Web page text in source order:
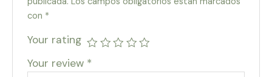
con *
Your rating
Your review *